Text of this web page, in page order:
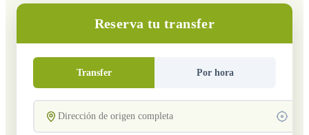
Reserva tu transfer
Transfer Por hora